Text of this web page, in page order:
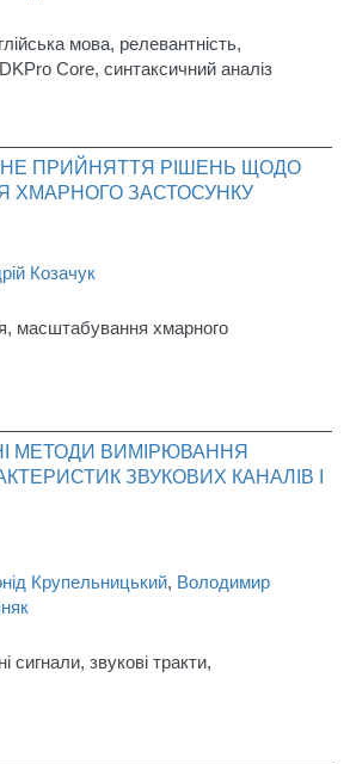
мова, релевантність,
DKPro Core, синтаксичний аналіз
ПРИЙНЯТТЯ РІШЕНЬ ЩОДО
ХМАРНОГО ЗАСТОСУНКУ
Козачук
масштабування хмарного
МЕТОДИ ВИМІРЮВАННЯ
ЗВУКОВИХ КАНАЛІВ І
Крупельницький, Володимир
сигнали, звукові тракти,